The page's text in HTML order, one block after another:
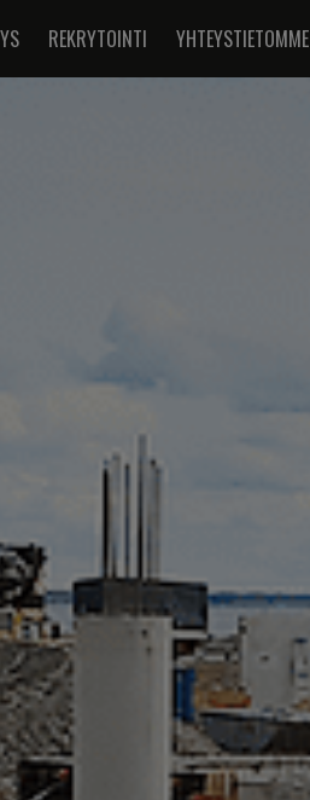
REKRYTOINTI YHTEYSTIETOMME